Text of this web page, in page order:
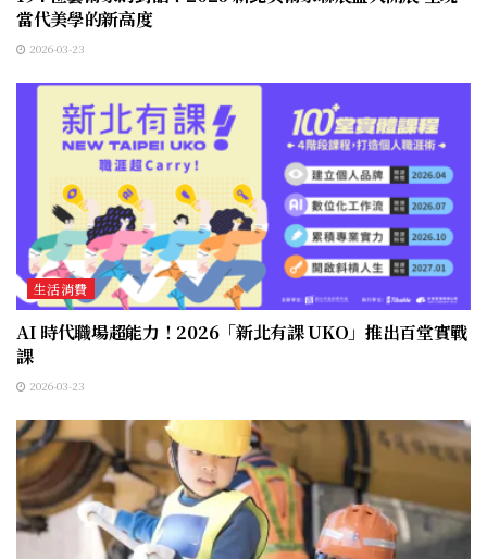
當代美學的新高度
2026-03-23
生活消費
AI 時代職場超能力！2026「新北有課 UKO」推出百堂實戰
課
2026-03-23